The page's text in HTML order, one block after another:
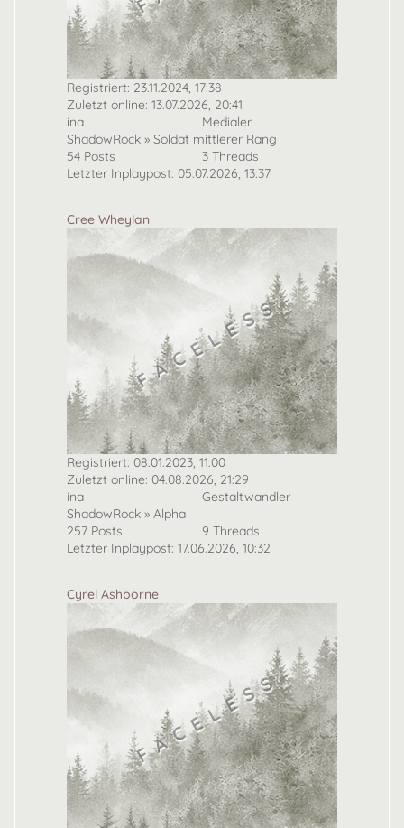
Registriert: 23.11.2024, 17:38
Zuletzt online: 13.07.2026, 20:41
ina
Medialer
ShadowRock » Soldat mittlerer Rang
54 Posts
3 Threads
Letzter Inplaypost: 05.07.2026, 13:37
Cree Wheylan
Registriert: 08.01.2023, 11:00
Zuletzt online: 04.08.2026, 21:29
ina
Gestaltwandler
ShadowRock » Alpha
257 Posts
9 Threads
Letzter Inplaypost: 17.06.2026, 10:32
Cyrel Ashborne